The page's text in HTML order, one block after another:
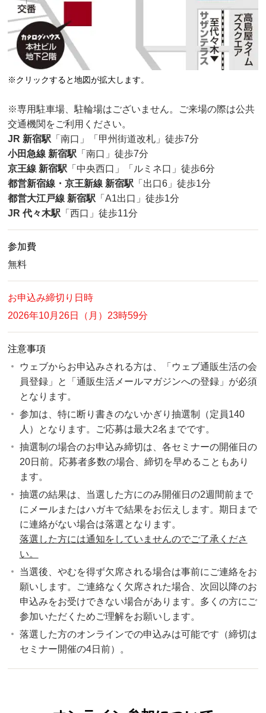
※クリックすると地図が拡大します。
※専用駐車場、駐輪場はございません。ご来場の際は公共
交通機関をご利用ください。
JR 新宿駅 「南口」「甲州街道改札」徒歩7分
小田急線 新宿駅 「南口」徒歩7分
京王線 新宿駅 「中央西口」「ルミネ口」徒歩6分
都営新宿線・京王新線 新宿駅 「出口6」徒歩1分
都営大江戸線 新宿駅 「A1出口」徒歩1分
JR 代々木駅 「西口」徒歩11分
参加費
無料
お申込み締切り日時
2026年10月26日（月）23時59分
注意事項
ウェブからお申込みされる方は、「ウェブ通販生活の会
員登録」と「通販生活メールマガジンへの登録」が必須
となります。
参加は、特に断り書きのないかぎり抽選制（定員140
人）となります。ご応募は最大2名までです。
抽選制の場合のお申込み締切は、各セミナーの開催日の
20日前。応募者多数の場合、締切を早めることもあり
ます。
抽選の結果は、当選した方にのみ開催日の2週間前まで
にメールまたはハガキで結果をお伝えします。期日まで
に連絡がない場合は落選となります。
落選した方には通知をしていませんのでご了承くださ
い。
当選後、やむを得ず欠席される場合は事前にご連絡をお
願いします。ご連絡なく欠席された場合、次回以降のお
申込みをお受けできない場合があります。多くの方にご
参加いただくためご理解をお願いします。
落選した方のオンラインでの申込みは可能です（締切は
セミナー開催の4日前）。